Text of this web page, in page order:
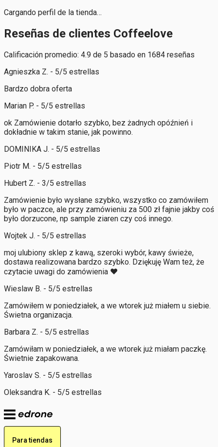
Cargando perfil de la tienda…
Reseñas de clientes Coffeelove
Calificación promedio: 4.9 de 5 basado en 1684 reseñas
Agnieszka Z. - 5/5 estrellas
Bardzo dobra oferta
Marian P. - 5/5 estrellas
ok Zamówienie dotarło szybko, bez żadnych opóźnień i
dokładnie w takim stanie, jak powinno.
DOMINIKA J. - 5/5 estrellas
Piotr M. - 5/5 estrellas
Hubert Z. - 3/5 estrellas
Zamówienie było wysłane szybko, wszystko co zamówiłem
było w paczce, ale przy zamówieniu za 500 zł fajnie jakby coś
było dorzucone, np sample ziaren czy coś innego.
Wojtek J. - 5/5 estrellas
moj ulubiony sklep z kawą, szeroki wybór, kawy świeże,
dostawa realizowana bardzo szybko. Dziękuję Wam też, że
czytacie uwagi do zamówienia ❤️
Wieslaw B. - 5/5 estrellas
Zamówiłem w poniedziałek, a we wtorek już miałem u siebie.
Świetna organizacja.
Barbara Z. - 5/5 estrellas
Zamówiłam w poniedziałek, a we wtorek już miałam paczkę.
Świetnie zapakowana.
Yaroslav S. - 5/5 estrellas
Oleksandra K. - 5/5 estrellas
Para tiendas